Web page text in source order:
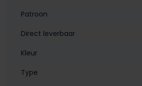
Patroon
Direct leverbaar
Kleur
Type